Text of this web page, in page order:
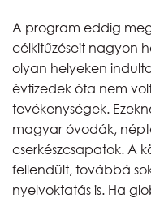
A program eddig
célkitűzéseit nagyon
olyan helyeken
évtizedek óta nem
tevékenységek.
magyar óvodák,
cserkészcsapatok. A
fellendült, továbbá
nyelvoktatás is. Ha